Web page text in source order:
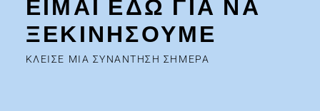
ΕΙΜΑΙ ΕΔΩ ΓΙΑ ΝΑ
ΞΕΚΙΝΗΣΟΥΜΕ
ΚΛΕΙΣΕ ΜΙΑ ΣΥΝΑΝΤΗΣΗ ΣΗΜΕΡΑ